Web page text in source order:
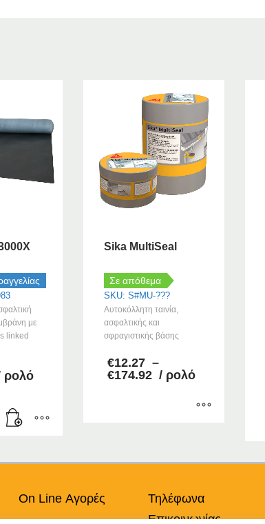
με
linked
ρολό
Sika MultiSeal
Σε απόθεμα
SKU: S#MU-???
Αυτοκόλλητη ταινία,
ασφαλτικής και
σφραγιστικής βάσης
€12.27 –
€174.92 Price
/ ρολό
προϊόν
παραλλαγές.
Οι
On Line Αγορές
Τηλέφωνα
Επικοινωνίας